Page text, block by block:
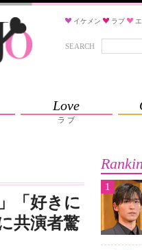
イケメン ラブ
SEARCH
Love
ラ ブ
「好きに
共演者驚
1